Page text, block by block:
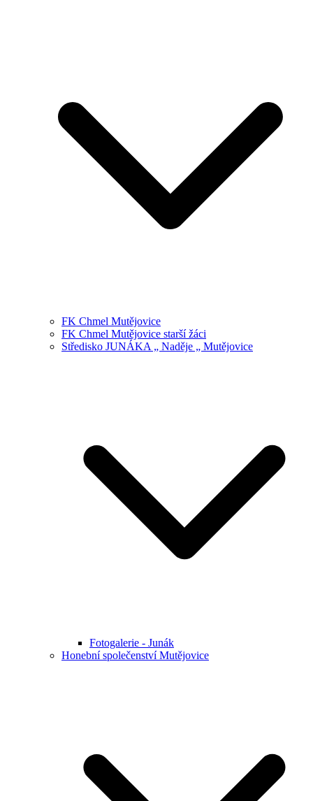
FK Chmel Mutějovice
FK Chmel Mutějovice starší žáci
Středisko JUNÁKA „ Naděje „ Mutějovice
Fotogalerie - Junák
Honební společenství Mutějovice